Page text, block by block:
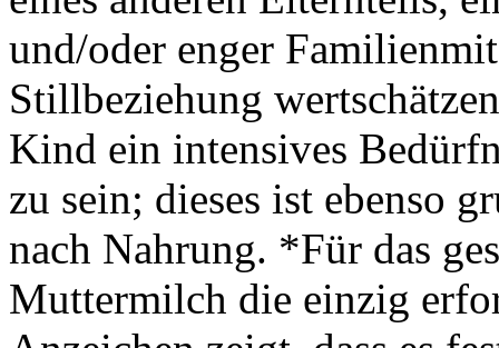
und/oder enger
Stillbeziehung
Kind ein intensives
zu sein; dieses ist ebenso
nach Nahrung. *Für das
Muttermilch die einzig